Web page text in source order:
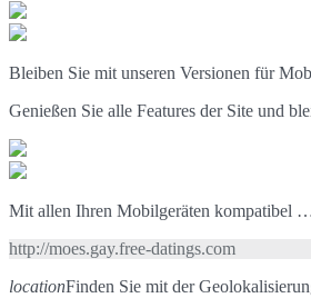
Bleiben Sie mit unseren Versionen für
Genießen Sie alle Features der Site und
Mit allen Ihren Mobilgeräten kompatibel
http://moes.gay.free-datings.com
locationFinden Sie mit der